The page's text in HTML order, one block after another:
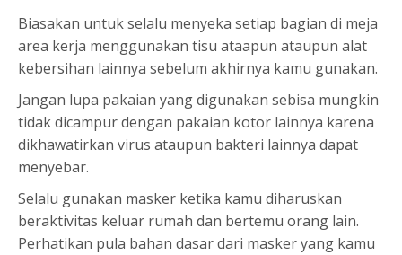
Biasakan untuk selalu menyeka setiap bagian di meja
area kerja menggunakan tisu ataapun ataupun alat
kebersihan lainnya sebelum akhirnya kamu gunakan.
Jangan lupa pakaian yang digunakan sebisa mungkin
tidak dicampur dengan pakaian kotor lainnya karena
dikhawatirkan virus ataupun bakteri lainnya dapat
menyebar.
Selalu gunakan masker ketika kamu diharuskan
beraktivitas keluar rumah dan bertemu orang lain.
Perhatikan pula bahan dasar dari masker yang kamu